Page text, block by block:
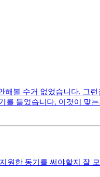
볼 수거 없었습니다. 그런
를 들었습니다. 이것이 맞
원한 동기를 써야할지 잘